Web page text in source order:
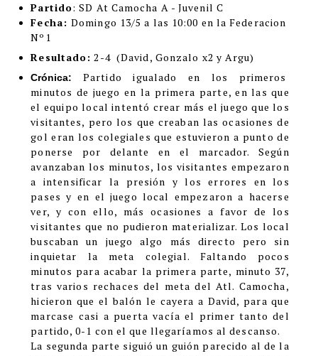
Partido: SD At Camocha A - Juvenil C
Fecha:Domingo 13/5 a las 10:00 en la Federacion
Nº1
Resultado: 2-4 (David, Gonzalo x2 y Argu)
Crónica:
Partido igualado en los primeros
minutos de juego en la primera parte, en las que
el equipo local intentó crear más el juego que los
visitantes, pero los que creaban las ocasiones de
gol eran los colegiales que estuvieron a punto de
ponerse por delante en el marcador. Según
avanzaban los minutos, los visitantes empezaron
a intensificar la presión y los errores en los
pases y en el juego local empezaron a hacerse
ver, y con ello, más ocasiones a favor de los
visitantes que no pudieron materializar. Los local
buscaban un juego algo más directo pero sin
inquietar la meta colegial. Faltando pocos
minutos para acabar la primera parte, minuto 37,
tras varios rechaces del meta del Atl. Camocha,
hicieron que el balón le cayera a David, para que
marcase casi a puerta vacía el primer tanto del
partido, 0-1 con el que llegaríamos al descanso.
La segunda parte siguió un guión parecido al de la